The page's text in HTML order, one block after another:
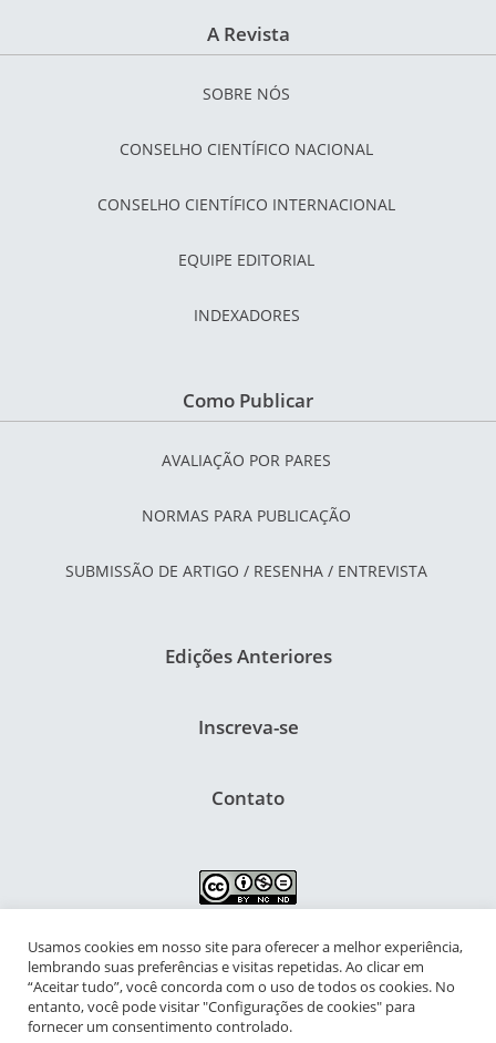
A Revista
SOBRE NÓS
CONSELHO CIENTÍFICO NACIONAL
CONSELHO CIENTÍFICO INTERNACIONAL
EQUIPE EDITORIAL
INDEXADORES
Como Publicar
AVALIAÇÃO POR PARES
NORMAS PARA PUBLICAÇÃO
SUBMISSÃO DE ARTIGO / RESENHA / ENTREVISTA
Edições Anteriores
Inscreva-se
Contato
NIPIAC – Núcleo Interdisciplinar de Pesquisa para a Infância e
Adolescência Contemporâneas
Universidade Federal do Rio de Janeiro - Campus da Praia Vermelha
Usamos cookies em nosso site para oferecer a melhor experiência,
lembrando suas preferências e visitas repetidas. Ao clicar em
“Aceitar tudo”, você concorda com o uso de todos os cookies. No
entanto, você pode visitar "Configurações de cookies" para
fornecer um consentimento controlado.